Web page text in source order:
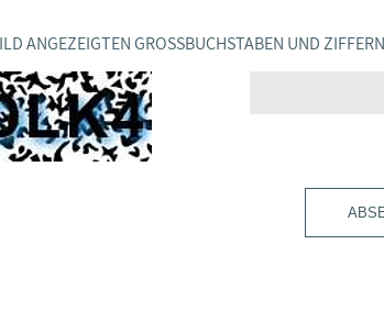
ANGEZEIGTEN GROSSBUCHSTABEN UND ZIFFERN